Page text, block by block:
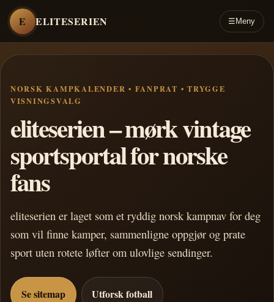
E ELITESERIEN ☰ Meny
NORSK KAMPKALENDER • FANPRAT • TRYGGE
VISNINGSVALG
eliteserien – mørk vintage
sportsportal for norske
fans
eliteserien er laget som et ryddig norsk kampnav for deg
som vil finne kamper, sammenligne oppgjør og prate
sport uten rotete løfter om ulovlige sendinger.
Se sitemap Utforsk fotball